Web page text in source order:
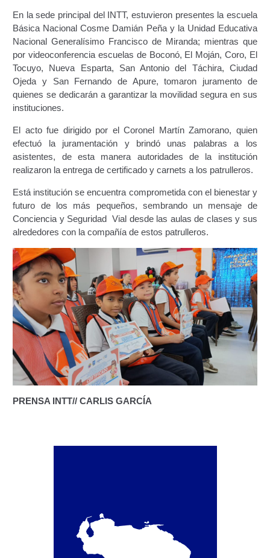
Frecuente
Consultas Privadas
Educación Vial
Escuelas del Transporte e Instructores de Manejo
Estacionamientos registrados ante el INTT
Estructura Organizativa del INTT
Autorización de Circulación Para Unidades Que
Transportan Mercancía De Alto Riesgo.
Constancia De Cumplimiento Sobre Homologación
Para Vehículos Importados.
Constancia de cumplimiento sobre la composición
y ubicación Número de Identificación vehicular (NIV).
Homologación de Prototipo Vehicular.
Homologación Vehícular Por Reformas de
Importancia o Cambio de Características (Aplica para
Vehículos de Carga, Transporte de Personas y Gruas).
Licencia para Conducir
En la sede principal del INTT, estuvieron presentes la escuela
Básica Nacional Cosme Damián Peña y la Unidad Educativa
Nacional Generalísimo Francisco de Miranda; mientras que
por videoconferencia escuelas de Boconó, El Moján, Coro, El
Tocuyo, Nueva Esparta, San Antonio del Táchira, Ciudad
Ojeda y San Fernando de Apure, tomaron juramento de
quienes se dedicarán a garantizar la movilidad segura en sus
instituciones.
El acto fue dirigido por el Coronel Martín Zamorano, quien
efectuó la juramentación y brindó unas palabras a los
asistentes, de esta manera autoridades de la institución
realizaron la entrega de certificado y carnets a los patrulleros.
Está institución se encuentra comprometida con el bienestar y
futuro de los más pequeños, sembrando un mensaje de
Conciencia y Seguridad Vial desde las aulas de clases y sus
alrededores con la compañía de estos patrulleros.
PRENSA INTT// CARLIS GARCÍA